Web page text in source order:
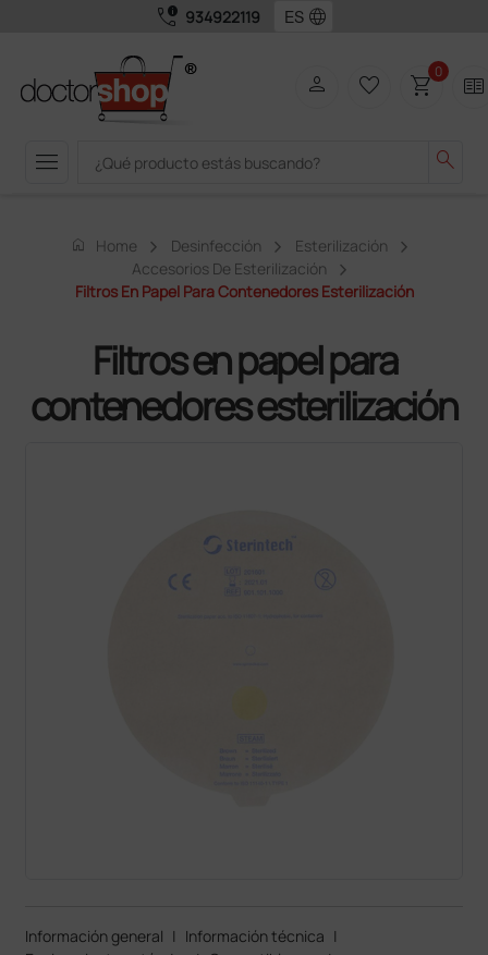
call_quality 934922119 language
menu search
person favorite_border shopping_cart0 two_pager
home Home Desinfección
Esterilización
Accesorios De Esterilización
Filtros En Papel Para Contenedores Esterilización
Filtros en papel para
contenedores esterilización
Información general | Información técnica |